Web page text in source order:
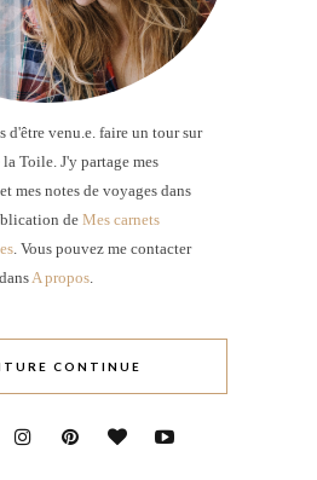
d'être venu.e. faire un tour sur
Toile. J'y partage mes
mes notes de voyages dans
de Mes carnets
. Vous pouvez me contacter
dans A propos
CONTINUE